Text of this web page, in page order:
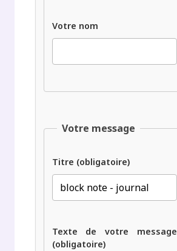
Votre nom
Votre message
Titre (obligatoire)
Texte de votre message
(obligatoire)